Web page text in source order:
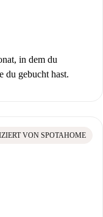
in dem du
du gebucht hast.
VON SPOTAHOME